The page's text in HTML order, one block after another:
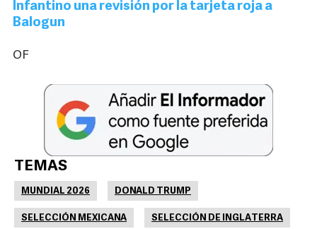
Infantino una revisión por la tarjeta roja a
Balogun
OF
TEMAS
MUNDIAL 2026 DONALD TRUMP
SELECCIÓN MEXICANA SELECCIÓN DE INGLATERRA